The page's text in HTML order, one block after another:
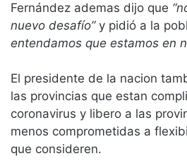
Fernández ademas dijo que
nuevo desafío”y pidió a la
entendamos que estamos en
El presidente de la nacion
las provincias que estan
coronavirus y libero a las
menos comprometidas a
que consideren.